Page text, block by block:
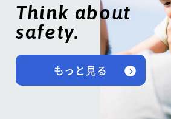
Think about
safety.
もっと見る